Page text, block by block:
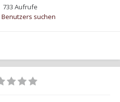
733 Aufrufe
suchen